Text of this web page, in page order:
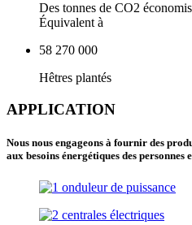
Des tonnes de CO2
Équivalent à
58 270 000
Hêtres plantés
APPLICATION
Nous nous engageons à fournir des
aux besoins énergétiques des personnes